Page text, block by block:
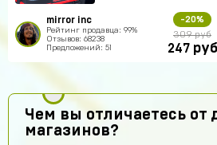
mirror inc
Рейтинг продавца: 99%
Отзывов: 68238
Предложений: 51
-20%
309 руб
247 руб
Чем вы отличаетесь от
магазинов?